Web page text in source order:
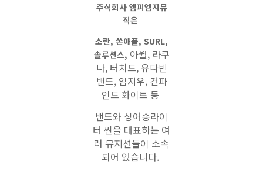
주식회사 엠피엠지뮤
직은
소란, 쏜애플, SURL,
솔루션스, 아월, 라쿠
나, 터치드, 유다빈
밴드, 임지우, 컨파
인드 화이트 등
밴드와 싱어송라이
터 씬을 대표하는 여
러 뮤지션들이 소속
되어 있습니다.